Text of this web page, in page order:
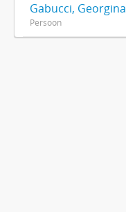
Gabucci, Georgina
Persoon